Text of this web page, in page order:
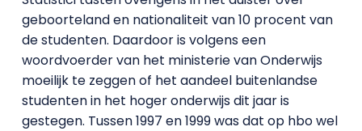
geboorteland en nationaliteit van 10 procent van
de studenten. Daardoor is volgens een
woordvoerder van het ministerie van Onderwijs
moeilijk te zeggen of het aandeel buitenlandse
studenten in het hoger onderwijs dit jaar is
gestegen. Tussen 1997 en 1999 was dat op hbo wel